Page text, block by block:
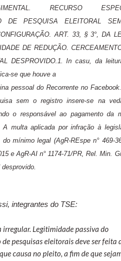
RECURSO
DE PESQUISA ELEITORAL
ART. 33, § 3°, DA
DE REDUÇÃO.
DESPROVIDO.1. In casu, da
se que houve a
pessoal do Recorrente no
sem o registro insere-se na
o responsável ao pagamento da
multa aplicada por infração à
mínimo legal (AgR-REspe n° 469-
e AgR-AI n° 1174-71/PR, Rel. Min.
integrantes do TSE:
irregular. Legitimidade passiva do
pesquisas eleitorais deve ser feita
causa no pleito, a fim de que